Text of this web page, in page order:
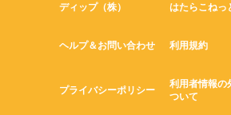
ディップ（株） はたらこねっ
ヘルプ＆お問い合わせ 利用規約
プライバシーポリシー
利用者情報の
ついて